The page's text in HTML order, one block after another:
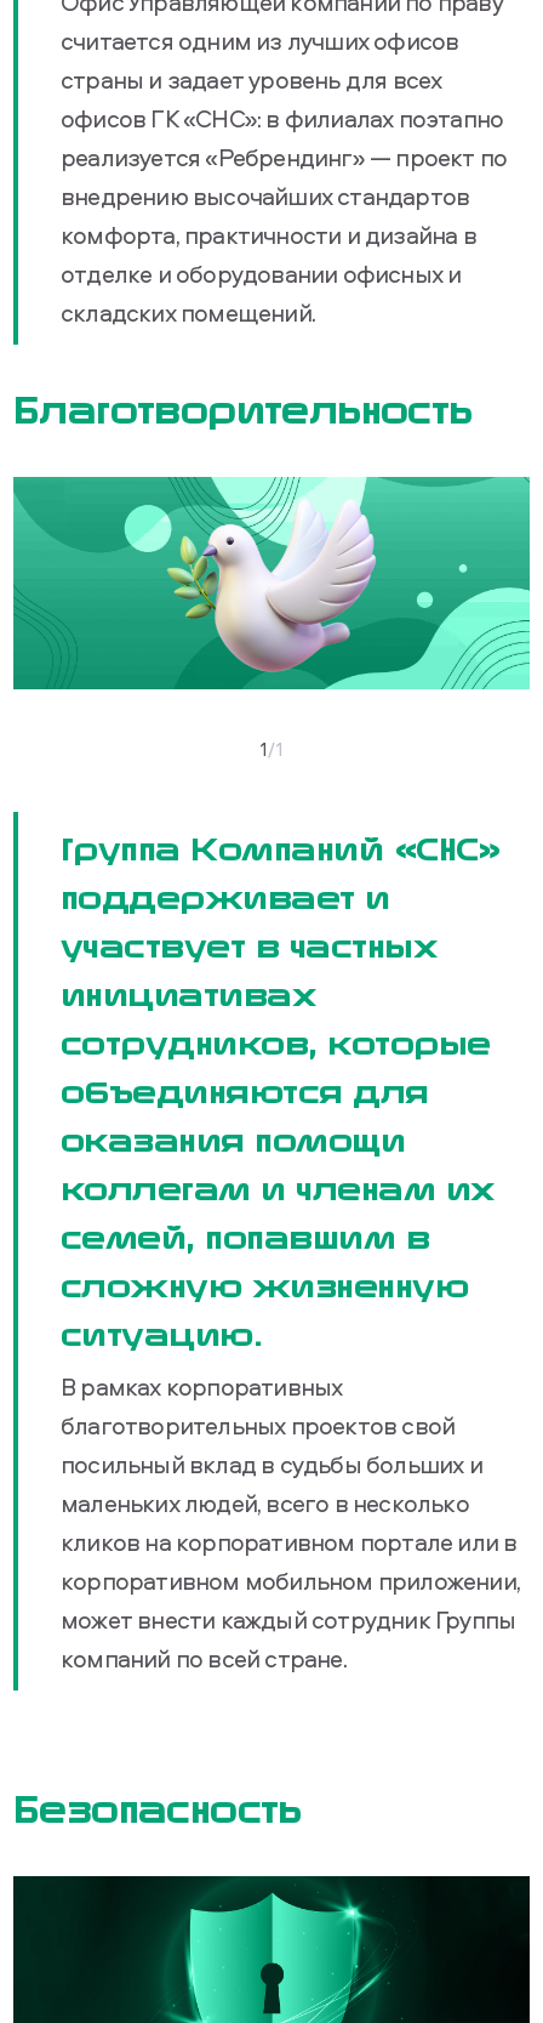
считается одним из лучших офисов
страны и задает уровень для всех
офисов ГК «СНС»: в филиалах поэтапно
реализуется «Ребрендинг» — проект по
внедрению высочайших стандартов
комфорта, практичности и дизайна в
отделке и оборудовании офисных и
складских помещений.
Благотворительность
1/1
Группа Компаний «СНС»
поддерживает и
участвует в частных
инициативах
сотрудников, которые
объединяются для
оказания помощи
коллегам и членам их
семей, попавшим в
сложную жизненную
ситуацию.
В рамках корпоративных
благотворительных проектов свой
посильный вклад в судьбы больших и
маленьких людей, всего в несколько
кликов на корпоративном портале или в
корпоративном мобильном приложении,
может внести каждый сотрудник Группы
компаний по всей стране.
Безопасность